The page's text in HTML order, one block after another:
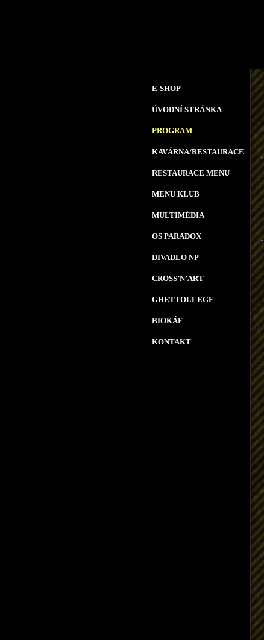
E-SHOP
ÚVODNÍ STRÁNKA
PROGRAM
KAVÁRNA/RESTAURACE
RESTAURACE MENU
MENU KLUB
MULTIMÉDIA
OS PARADOX
DIVADLO NP
CROSS’N’ART
GHETTOLLEGE
BIOKÁF
KONTAKT